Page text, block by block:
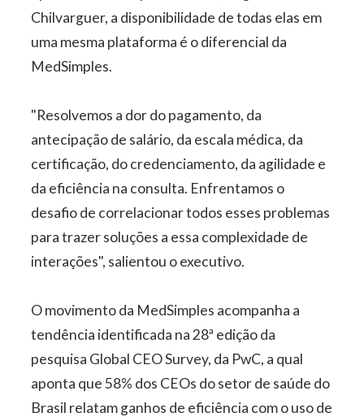
Chilvarguer, a disponibilidade de todas elas em
uma mesma plataforma é o diferencial da
MedSimples.
"Resolvemos a dor do pagamento, da
antecipação de salário, da escala médica, da
certificação, do credenciamento, da agilidade e
da eficiência na consulta. Enfrentamos o
desafio de correlacionar todos esses problemas
para trazer soluções a essa complexidade de
interações", salientou o executivo.
O movimento da MedSimples acompanha a
tendência identificada na 28ª edição da
pesquisa Global CEO Survey, da PwC, a qual
aponta que 58% dos CEOs do setor de saúde do
Brasil relatam ganhos de eficiência com o uso de